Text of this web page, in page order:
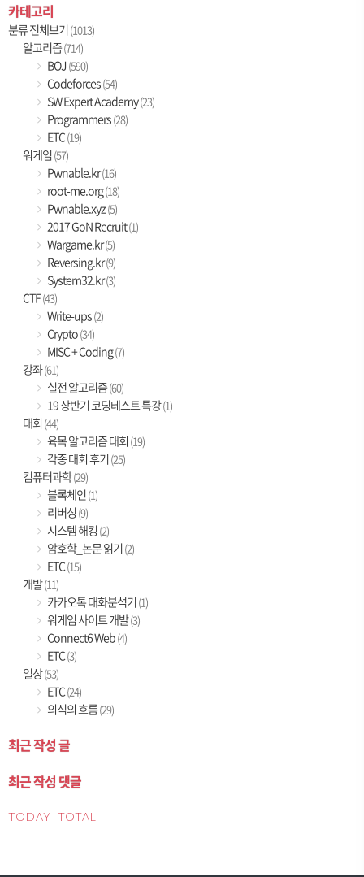
카테고리
분류 전체보기(1013)
알고리즘(714)
BOJ (590)
Codeforces(54)
SW Expert Academy(23)
Programmers(28)
ETC(19)
워게임(57)
Pwnable.kr(16)
root-me.org(18)
Pwnable.xyz(5)
2017 GoN Recruit(1)
Wargame.kr(5)
Reversing.kr(9)
System32.kr(3)
CTF(43)
Write-ups(2)
Crypto(34)
MISC + Coding(7)
강좌(61)
실전 알고리즘(60)
19 상반기 코딩테스트 특강(1)
대회 (44)
육목 알고리즘 대회 (19)
각종 대회 후기(25)
컴퓨터과학(29)
블록체인(1)
리버싱(9)
시스템 해킹(2)
암호학_논문 읽기(2)
ETC(15)
개발(11)
카카오톡 대화분석기(1)
워게임 사이트 개발(3)
Connect6 Web(4)
ETC(3)
일상(53)
ETC(24)
의식의 흐름(29)
최근 작성 글
최근 작성 댓글
TODAY TOTAL